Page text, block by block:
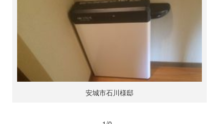
安城市石川様邸